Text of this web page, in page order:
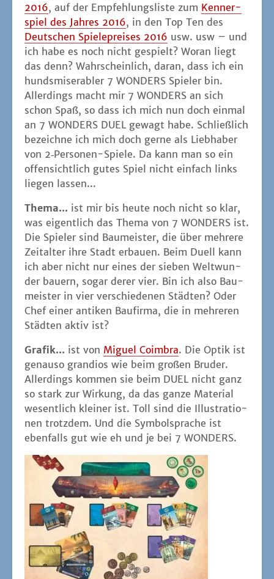
2016, auf der Emp­feh­lungs­lis­te zum Ken­ner­
spiel des Jah­res 2016, in den Top Ten des
Deut­schen Spie­le­prei­ses 2016 usw. usw – und
ich habe es noch nicht gespielt? Wor­an liegt
das denn? Wahr­schein­lich, dar­an, dass ich ein
hunds­mi­se­ra­bler 7 WONDERS Spie­ler bin.
Aller­dings macht mir 7 WONDERS an sich
schon Spaß, so dass ich mich nun doch ein­mal
an 7 WONDERS DUEL gewagt habe. Schließ­lich
bezeich­ne ich mich doch ger­ne als Lieb­ha­ber
von 2‑Per­so­nen-Spie­le. Da kann man so ein
offen­sicht­lich gutes Spiel nicht ein­fach links
lie­gen lassen...
The­ma... ist mir bis heu­te noch nicht so klar,
was eigent­lich das The­ma von 7 WONDERS ist.
Die Spie­ler sind Bau­meis­ter, die über meh­re­re
Zeit­al­ter ihre Stadt erbau­en. Beim Duell kann
ich aber nicht nur eines der sie­ben Welt­wun­
der bau­ern, sogar derer vier. Bin ich also Bau­
meis­ter in vier ver­schie­de­nen Städ­ten? Oder
Chef einer anti­ken Bau­fir­ma, die in meh­re­ren
Städ­ten aktiv ist?
Gra­fik... ist von Miguel Coim­bra. Die Optik ist
genau­so gran­di­os wie beim gro­ßen Bru­der.
Aller­dings kom­men sie beim DUEL nicht ganz
so stark zur Wir­kung, da das gan­ze Mate­ri­al
wesent­lich klei­ner ist. Toll sind die Illus­tra­tio­
nen trotz­dem. Und die Sym­bol­spra­che ist
eben­falls gut wie eh und je bei 7 WONDERS.